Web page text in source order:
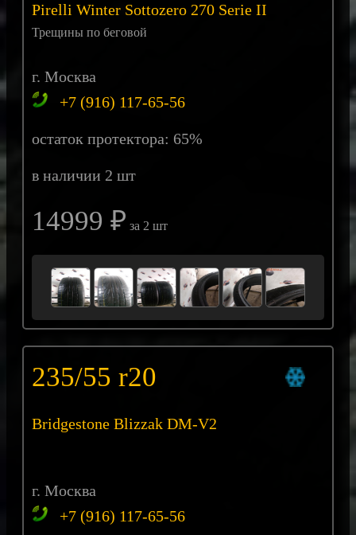
Pirelli Winter Sottozero 270 Serie II
Трещины по беговой
г. Москва
+7 (916) 117-65-56
остаток протектора: 65%
в наличии 2 шт
14999 ₽ за 2 шт
235/55 r20
Bridgestone Blizzak DM-V2
г. Москва
+7 (916) 117-65-56